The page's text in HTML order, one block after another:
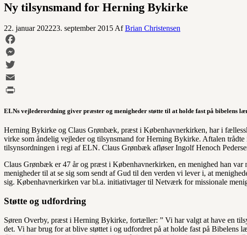
Ny tilsynsmand for Herning Bykirke
22. januar 202223. september 2015 AfBrian Christensen
Facebook
Messenger
Twitter
Email
ELNs vejlederordning giver præster og menigheder støtte til at holde fast på bibelens
Herning Bykirke og Claus Grønbæk, præst i Københavnerkirken, har i
virke som åndelig vejleder og tilsynsmand for Herning Bykirke. Aftalen
tilsynsordningen i regi af ELN. Claus Grønbæk afløser Ingolf Henoch
Claus Grønbæk er 47 år og præst i Københavnerkirken, en menighed han
menigheder til at se sig som sendt af Gud til den verden vi lever i, at
sig. Københavnerkirken var bl.a. initiativtager til Netværk for missionale
Støtte og udfordring
Søren Overby, præst i Herning Bykirke, fortæller: ” Vi har valgt at have en
det. Vi har brug for at blive støttet i og udfordret på at holde fast på Bibelens